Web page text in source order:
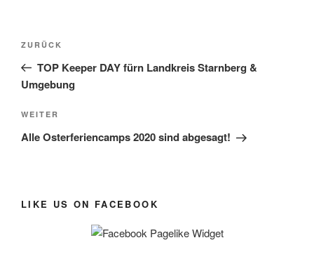
Beitragsnavigation
Vorheriger
Beitrag
ZURÜCK
TOP Keeper DAY fürn Landkreis Starnberg &
Umgebung
Nächster
Beitrag
WEITER
Alle Osterferiencamps 2020 sind abgesagt!
LIKE US ON FACEBOOK